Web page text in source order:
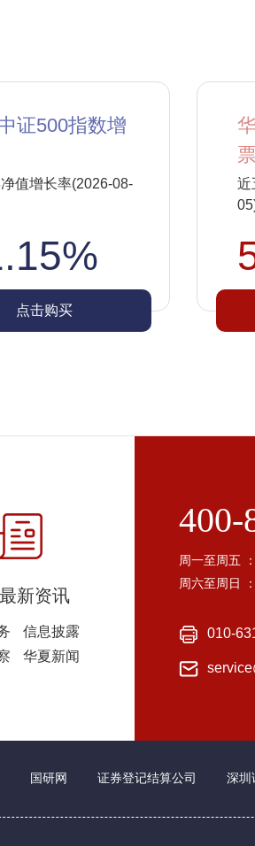
证500指数增
值增长率(2026-08-
点击购买
近
新资讯
信息披露
华夏新闻
400-
周一至周五
周六至周日
010-
国研网 证券登记结算公司 深圳